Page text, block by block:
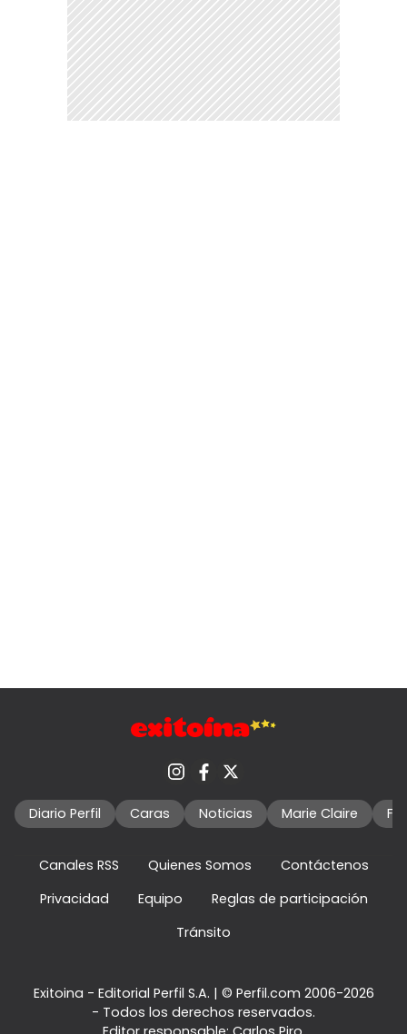
Diario Perfil Caras Noticias Marie Claire
Canales RSS Quienes Somos
Contáctenos
Privacidad
Equipo
Reglas de participación
Tránsito
Exitoina - Editorial Perfil S.A. | © Perfil.com 2006-2026
- Todos los derechos reservados.